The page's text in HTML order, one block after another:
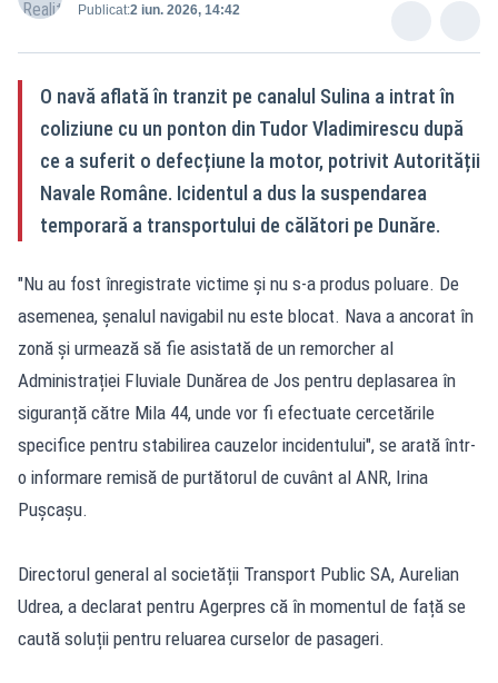
Publicat:2 iun. 2026, 14:42
O navă aflată în tranzit pe canalul Sulina a intrat în
coliziune cu un ponton din Tudor Vladimirescu după
ce a suferit o defecțiune la motor, potrivit Autorității
Navale Române. Icidentul a dus la suspendarea
temporară a transportului de călători pe Dunăre.
"Nu au fost înregistrate victime și nu s-a produs poluare. De
asemenea, șenalul navigabil nu este blocat. Nava a ancorat în
zonă și urmează să fie asistată de un remorcher al
Administrației Fluviale Dunărea de Jos pentru deplasarea în
siguranță către Mila 44, unde vor fi efectuate cercetările
specifice pentru stabilirea cauzelor incidentului", se arată într-
o informare remisă de purtătorul de cuvânt al ANR, Irina
Pușcașu.
Directorul general al societății Transport Public SA, Aurelian
Udrea, a declarat pentru Agerpres că în momentul de față se
caută soluții pentru reluarea curselor de pasageri.